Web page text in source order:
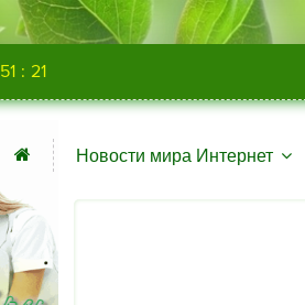
51 : 22
Новости мира Интернет